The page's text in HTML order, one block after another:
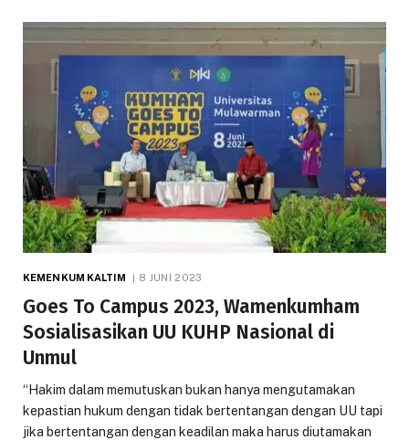
KEMENKUM KALTIM 8 JUNI 2023
Goes To Campus 2023, Wamenkumham
Sosialisasikan UU KUHP Nasional di
Unmul
“Hakim dalam memutuskan bukan hanya mengutamakan
kepastian hukum dengan tidak bertentangan dengan UU tapi
jika bertentangan dengan keadilan maka harus diutamakan